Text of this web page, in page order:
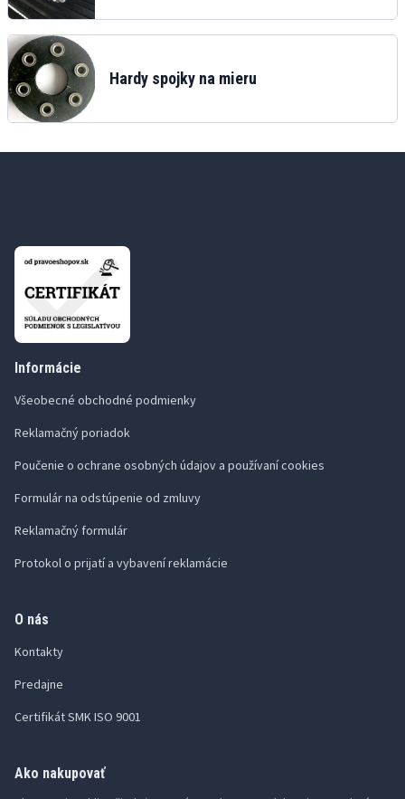
Hardy spojky na mieru
Informácie
Všeobecné obchodné podmienky
Reklamačný poriadok
Poučenie o ochrane osobných údajov a používaní cookies
Formulár na odstúpenie od zmluvy
Reklamačný formulár
Protokol o prijatí a vybavení reklamácie
O nás
Kontakty
Predajne
Certifikát SMK ISO 9001
Ako nakupovať